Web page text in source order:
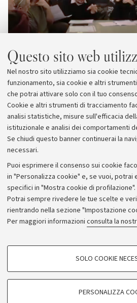
Questo sito web
Nel nostro sito utilizziamo sia cookie
funzionamento, sia cookie e altri
che potrai attivare solo con il tuo
Cookie e altri strumenti di tracciamento
analisi statistiche, misure sull'efficacia
istituzionale e analisi dei comportamenti
Se chiudi questo banner continuerai la
necessari.
Puoi esprimere il consenso sui cookie
in "Personalizza cookie" e, se vuoi, potrai
specifici in "Mostra cookie di profilazione".
Potrai sempre rivedere le tue scelte e
rientrando nella sezione "Impostazione
Per maggiori informazioni consulta la
COOKIE DI PROFILAZIONE -
SOLO COOKIE
PERSONALIZZA
Archivio
Comunicati
Redazione
Rassegna
© Copyright 2026 - ALMA MATER